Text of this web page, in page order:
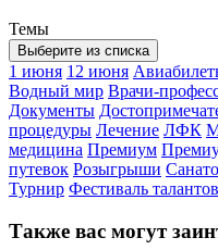
Темы
Выберите из списка
1 июня 12 июня
Водный мир Врачи-
Документы
процедуры Лечение ЛФК
медицина Премиум
путевок Розыгрыши
Турнир Фестиваль талантов
Также вас могут